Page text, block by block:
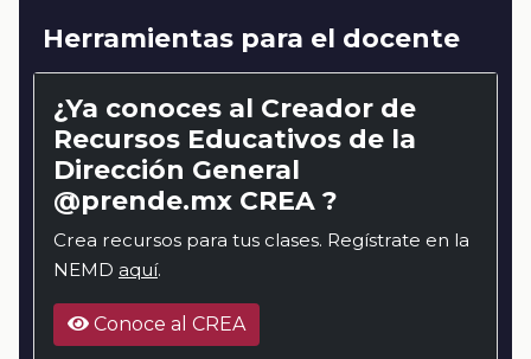
Herramientas para el docente
¿Ya conoces al Creador de
Recursos Educativos de la
Dirección General
@prende.mx CREA ?
Crea recursos para tus clases. Regístrate en la
NEMD aquí.
Conoce al CREA